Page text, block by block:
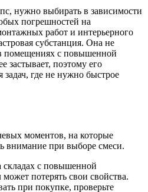
нужно выбирать в зависимости
погрешностей на
работ и интерьерного
субстанция. Она не
помещениях с повышенной
застывает, поэтому его
где не нужно быстрое
моментов, на которые
внимание при выборе смеси.
складах с повышенной
потерять свои свойства.
при покупке, проверьте